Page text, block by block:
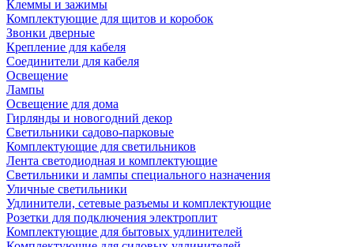
Клеммы и зажимы
Комплектующие для щитов и коробок
Звонки дверные
Крепление для кабеля
Соединители для кабеля
Освещение
Лампы
Освещение для дома
Гирлянды и новогодний декор
Светильники садово-парковые
Комплектующие для светильников
Лента светодиодная и комплектующие
Светильники и лампы специального назначения
Уличные светильники
Удлинители, сетевые разъемы и комплектующие
Розетки для подключения электроплит
Комплектующие для бытовых удлинителей